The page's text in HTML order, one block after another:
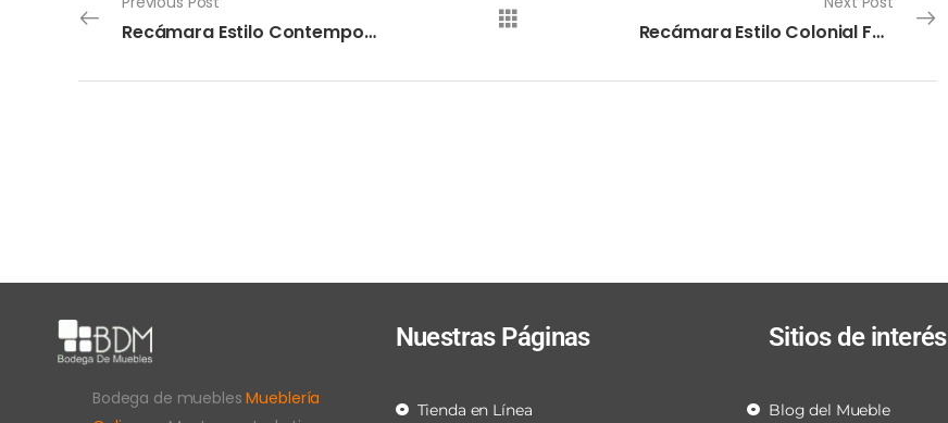
Recámara Estilo Contemporáneo Furniture Recámara Estilo Colonial Furniture
Bodega de mueblesMueblería
Nuestras Páginas
Tienda en Línea
Sitios de interés
Blog del Mueble